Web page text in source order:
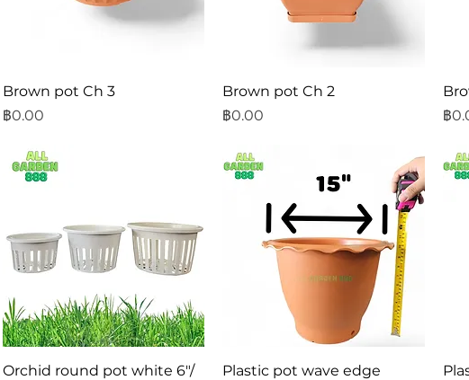
ดูข้อมูลด่วน
Brown pot Ch 3
ราคา
฿0.00
ดูข้อมูลด่วน
Brown pot Ch 2
ราคา
฿0.00
รา
฿
ดูข้อมูลด่วน
Orchid round pot white 6"/
ดูข้อมูลด่วน
Plastic pot wave edge